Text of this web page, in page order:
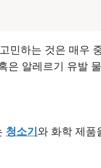
민하는 것은 매우
은 알레르기 유발
청소기 와 화학 제품